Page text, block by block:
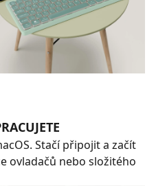
Stačí připojit a začít
ovladačů nebo složitého